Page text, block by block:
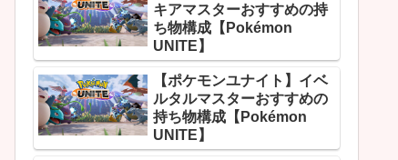
キアマスターおすすめの持
ち物構成【Pokémon
UNITE】
【ポケモンユナイト】イベ
ルタルマスターおすすめの
持ち物構成【Pokémon
UNITE】